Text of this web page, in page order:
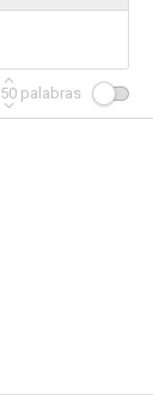
50 palabras